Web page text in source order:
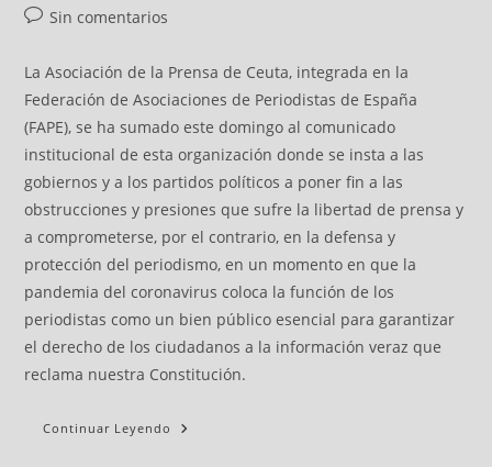
Sin comentarios
La Asociación de la Prensa de Ceuta, integrada en la
Federación de Asociaciones de Periodistas de España
(FAPE), se ha sumado este domingo al comunicado
institucional de esta organización donde se insta a las
gobiernos y a los partidos políticos a poner fin a las
obstrucciones y presiones que sufre la libertad de prensa y
a comprometerse, por el contrario, en la defensa y
protección del periodismo, en un momento en que la
pandemia del coronavirus coloca la función de los
periodistas como un bien público esencial para garantizar
el derecho de los ciudadanos a la información veraz que
reclama nuestra Constitución.
Continuar Leyendo